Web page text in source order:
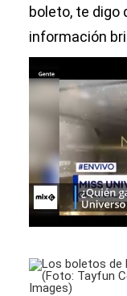
boleto, te digo
información